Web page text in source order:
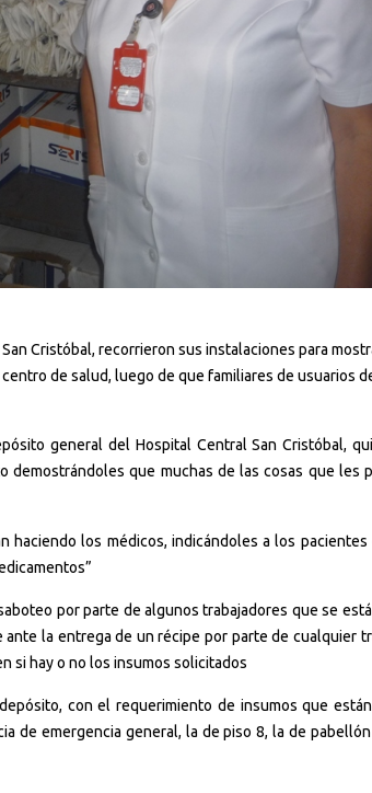
Cristóbal, recorrieron sus instalaciones para
de salud, luego de que familiares de usuarios
general del Hospital Central San Cristóbal,
que muchas de las cosas que les
haciendo los médicos, indicándoles a los
por parte de algunos trabajadores que se
la entrega de un récipe por parte de cualquier
si hay o no los insumos solicitados
con el requerimiento de insumos que
de emergencia general, la de piso 8, la de